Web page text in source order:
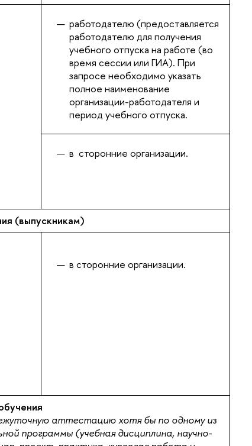
работодателю (предоставляется
работодателю для получения
учебного отпуска на работе (во
время сессии или ГИА). При
запросе необходимо указать
полное наименование
организации-работодателя и
период учебного отпуска.
в сторонние организации.
(выпускникам)
в сторонние организации.
аттестацию хотя бы по одному из
программы (учебная дисциплина, научно-